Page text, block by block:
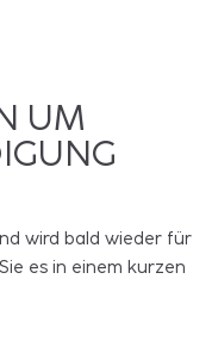
UM
wird bald wieder für
es in einem kurzen